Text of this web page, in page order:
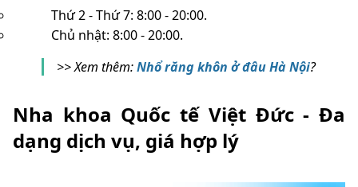
Thứ 2 - Thứ 7: 8:00 - 20:00.
Chủ nhật: 8:00 - 20:00.
>> Xem thêm:Nhổ răng khôn ở đâu Hà Nội?
Nha khoa Quốc tế Việt Đức - Đa
dạng dịch vụ, giá hợp lý